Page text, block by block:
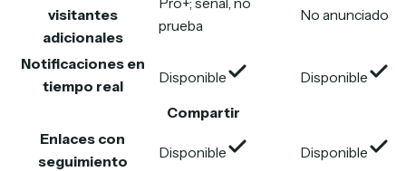
visitantes
adicionales
Pro+; señal, no
prueba
No anunciado
Notificaciones en
tiempo real
Disponible Disponible
Compartir
Enlaces con
seguimiento
Disponible Disponible